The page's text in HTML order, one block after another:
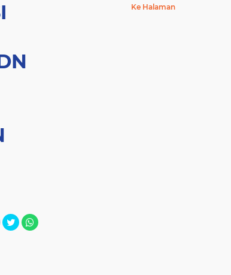
Ke Halaman